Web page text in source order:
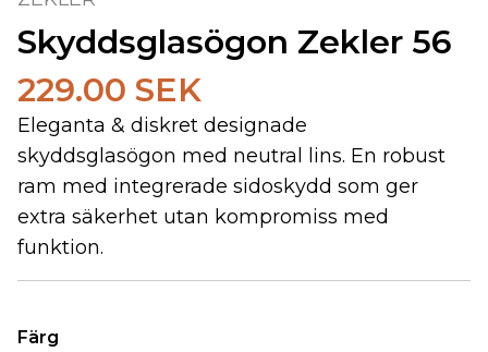
Skyddsglasögon Zekler 56
229.00 SEK
Eleganta & diskret designade
skyddsglasögon med neutral lins. En robust
ram med integrerade sidoskydd som ger
extra säkerhet utan kompromiss med
funktion.
Färg